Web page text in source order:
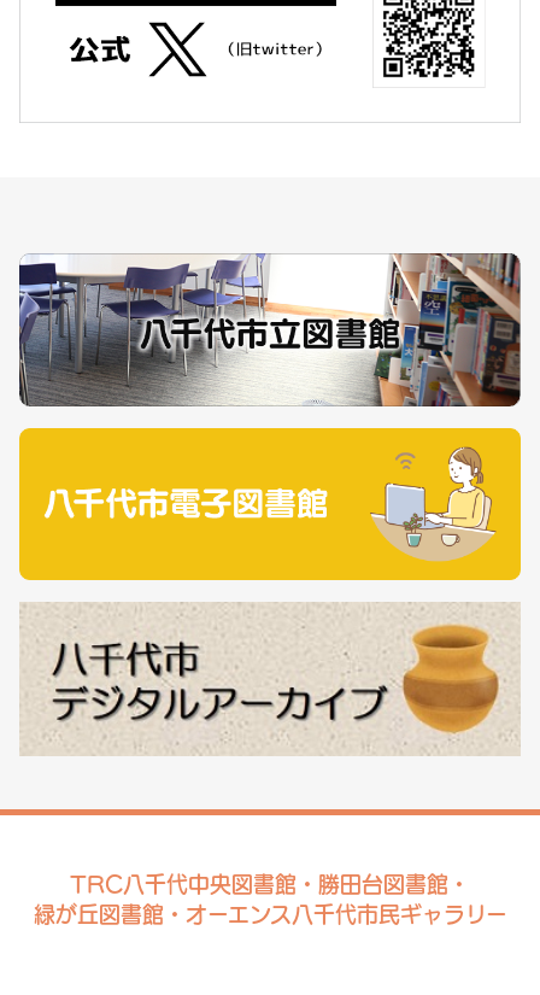
TRC八千代中央図書館・勝田台図書館・
緑が丘図書館・オーエンス八千代市民ギャラリー